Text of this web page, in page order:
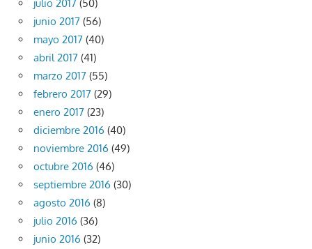
julio 2017 (50)
junio 2017 (56)
mayo 2017 (40)
abril 2017 (41)
marzo 2017 (55)
febrero 2017 (29)
enero 2017 (23)
diciembre 2016 (40)
noviembre 2016 (49)
octubre 2016 (46)
septiembre 2016 (30)
agosto 2016 (8)
julio 2016 (36)
junio 2016 (32)